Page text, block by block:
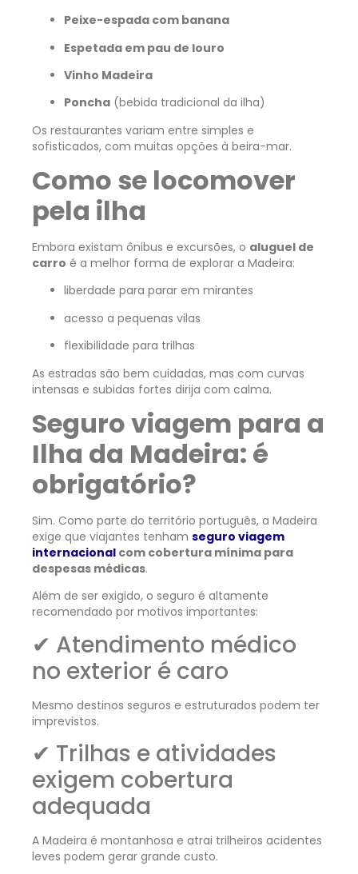
Peixe-espada com banana
Espetada em pau de louro
Vinho Madeira
Poncha (bebida tradicional da ilha)
Os restaurantes variam entre simples e
sofisticados, com muitas opções à beira-mar.
Como se locomover
pela ilha
Embora existam ônibus e excursões, o aluguel de
carro é a melhor forma de explorar a Madeira:
liberdade para parar em mirantes
acesso a pequenas vilas
flexibilidade para trilhas
As estradas são bem cuidadas, mas com curvas
intensas e subidas fortes dirija com calma.
Seguro viagem para a
Ilha da Madeira: é
obrigatório?
Sim. Como parte do território português, a Madeira
exige que viajantes tenham seguro viagem
internacional com cobertura mínima para
despesas médicas.
Além de ser exigido, o seguro é altamente
recomendado por motivos importantes:
✔ Atendimento médico
no exterior é caro
Mesmo destinos seguros e estruturados podem ter
imprevistos.
✔ Trilhas e atividades
exigem cobertura
adequada
A Madeira é montanhosa e atrai trilheiros acidentes
leves podem gerar grande custo.